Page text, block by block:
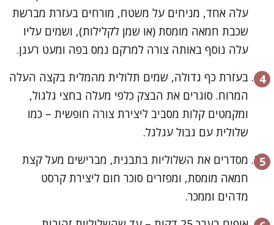
עלה אחד, מניחים על משטח, מורחים בעזרת מברשת
שכבת חמאה מומסת (או שמן לקלילות), ושמים עליו
עלה נוסף באותה צורה למרקם נמס בפה ומעט רענן.
בעזרת כף גדולה, שמים תלולית מהמלית בקצה העלה
המרוח. סוגרים את הבצק כלפי מעלה בחצי גלגול,
ומקמטים קלות מסביב ליצירת צורה חופשית – כמו
שלולית עם גבול עגלגל.
מסדרים את השלוליות בתבנית, מברישים מעל קצת
חמאה מומסת, ומפזרים סוכר חום ליצירת קרסט
מדהים וממכר.